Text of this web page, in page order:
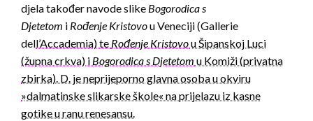
djela također navode slike Bogorodica s
Djetetom i Rođenje Kristovou Veneciji (Gallerie
dell’Accademia) te Rođenje Kristovou Šipanskoj Luci
(župna crkva) i Bogorodica s Djetetom u Komiži (privatna
zbirka). D. je neprijeporno glavna osoba u okviru
»dalmatinske slikarske škole« na prijelazu iz kasne
gotike u ranu renesansu.